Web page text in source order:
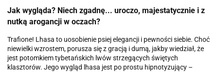
Jak wygląda? Niech zgadnę... uroczo, majestatycznie i z
nutką arogancji w oczach?
Trafione! Lhasa to uosobienie psiej elegancji i pewności siebie. Choć
niewielki wzrostem, porusza się z gracją i dumą, jakby wiedział, że
jest potomkiem tybetańskich lwów strzegących świętych
klasztorów. Jego wygląd lhasa jest po prostu hipnotyzujący –